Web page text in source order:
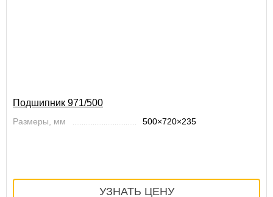
Подшипник 971/500
Размеры, мм 500×720×235